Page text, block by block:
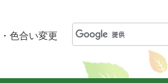
色合い変更